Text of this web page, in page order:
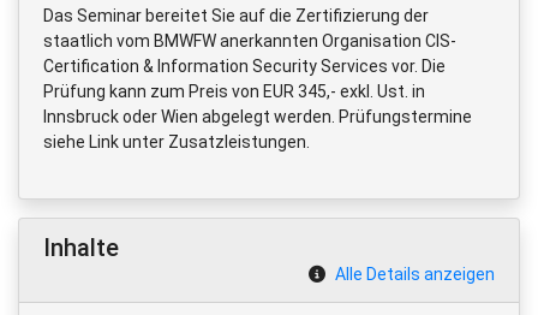
Das Seminar bereitet Sie auf die Zertifizierung der
staatlich vom BMWFW anerkannten Organisation CIS-
Certification & Information Security Services vor. Die
Prüfung kann zum Preis von EUR 345,- exkl. Ust. in
Innsbruck oder Wien abgelegt werden. Prüfungstermine
siehe Link unter Zusatzleistungen.
Inhalte
Alle Details anzeigen